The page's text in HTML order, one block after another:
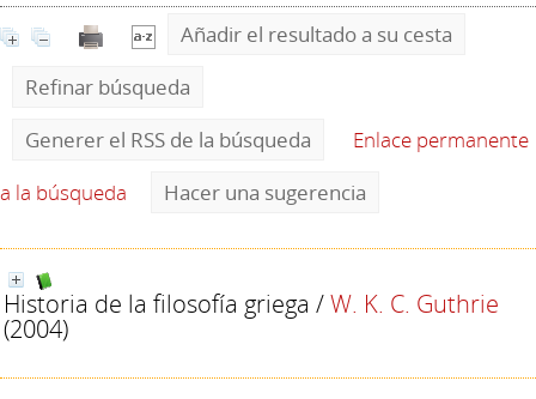
Añadir el resultado a su cesta
Refinar búsqueda
Generer el RSS de la búsqueda
Enlace permanente
a la búsqueda
Hacer una sugerencia
Historia de la filosofía griega /W. K. C. Guthrie
(2004)